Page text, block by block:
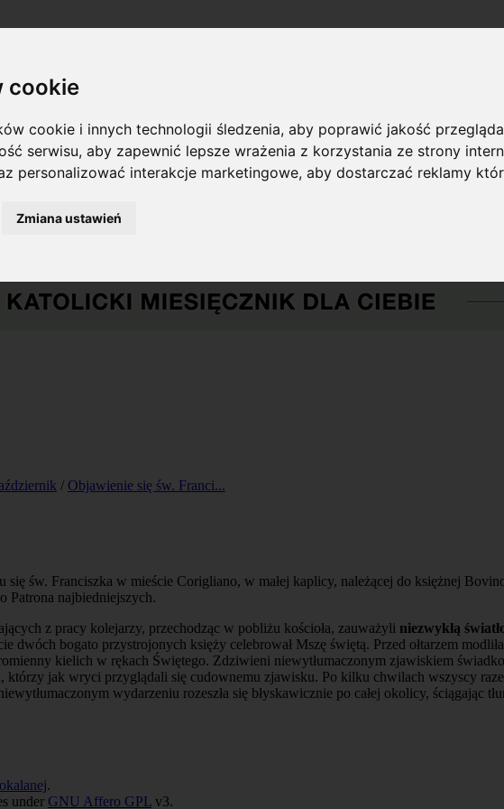
cookie
cookie i innych technologii śledzenia, aby poprawić jakość
serwisu,aby zapewnić lepsze wrażenia z korzystania ze strony
personalizować interakcje marketingowe,aby dostarczać reklamy
Zmiana ustawień
/ Objawienie się św. Franci...
się św. Franciszka w mieście Corigliano, w małej kaplicy, należącej do księżnej
Patrona najbiedniejszych.
z pracy kolejarzy, przechodząc w pobliżu kościoła, zauważyli niezwykłą
dwóch bogato przystrojonych księży celebrował Mszę świętą. Przed ołtarzem
kielich w rękach Świętego. Zdziwieni niewytłumaczonym zjawiskiem
którzy jak wryci przyglądali się cudownemu zjawisku. Po kilku chwilach wszyscy
wydarzeniu rozeszła się błyskawicznie po całej okolicy, ściągając
.
under GNU Affero GPL v3.